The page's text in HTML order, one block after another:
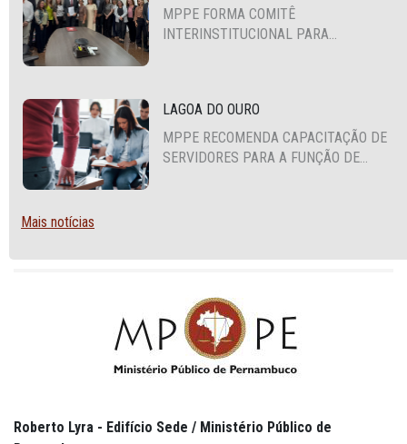
MPPE FORMA COMITÊ
INTERINSTITUCIONAL PARA
LAGOA DO OURO
MPPE RECOMENDA CAPACITAÇÃO DE
SERVIDORES PARA A FUNÇÃO DE
Mais notícias
Roberto Lyra - Edifício Sede / Ministério Público de